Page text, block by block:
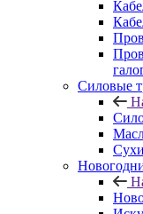
Силовые